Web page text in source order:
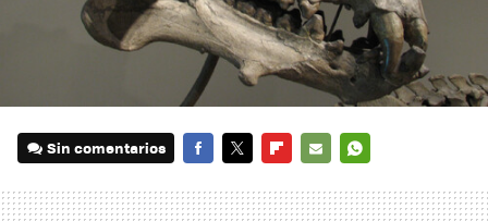
Sin comentarios
MAIL